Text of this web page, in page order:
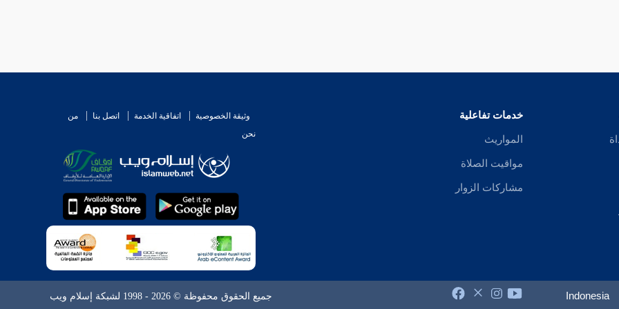
خدمات تفاعلية
المواريث
مواقيت الصلاة
مشاركات الزوار
وثيقة الخصوصية اتفاقية الخدمة اتصل بنا
من
نحن
Indonesia جميع الحقوق محفوظة © 2026 - 1998 لشبكة إسلام ويب